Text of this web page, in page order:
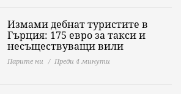
Измами дебнат туристите в
Гърция: 175 евро за такси и
несъществуващи вили
Парите ни Преди 4 минути